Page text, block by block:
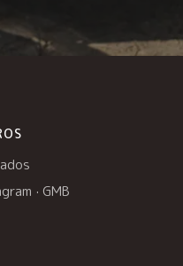
· GMB